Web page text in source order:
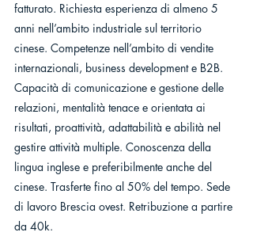
fatturato. Richiesta esperienza di almeno 5
anni nell’ambito industriale sul territorio
cinese. Competenze nell’ambito di vendite
internazionali, business development e B2B.
Capacità di comunicazione e gestione delle
relazioni, mentalità tenace e orientata ai
risultati, proattività, adattabilità e abilità nel
gestire attività multiple. Conoscenza della
lingua inglese e preferibilmente anche del
cinese. Trasferte fino al 50% del tempo. Sede
di lavoro Brescia ovest. Retribuzione a partire
da 40k.